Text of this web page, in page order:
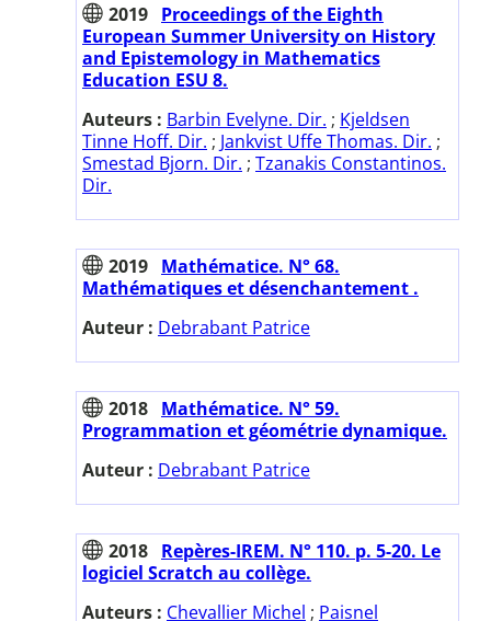
2019 Proceedings of the Eighth
European Summer University on History
and Epistemology in Mathematics
Education ESU 8.
Auteurs : Barbin Evelyne. Dir. ; Kjeldsen
Tinne Hoff. Dir. ; Jankvist Uffe Thomas. Dir. ;
Smestad Bjorn. Dir. ; Tzanakis Constantinos.
Dir.
2019 Mathématice. N° 68.
Mathématiques et désenchantement .
Auteur : Debrabant Patrice
2018 Mathématice. N° 59.
Programmation et géométrie dynamique.
Auteur : Debrabant Patrice
2018 Repères-IREM. N° 110. p. 5-20. Le
logiciel Scratch au collège.
Auteurs : Chevallier Michel ; Paisnel